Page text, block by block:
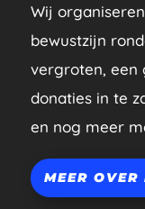
Wij
bewustzijn
vergroten, een
donaties in te
en nog meer
MEER